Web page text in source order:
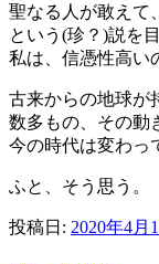
聖なる人が敢えて
という(珍？)説を
私は、信憑性高い
古来からの地球が
数多もの、その動
今の時代は変わっ
ふと、そう思う。
投稿日: 2020年4月